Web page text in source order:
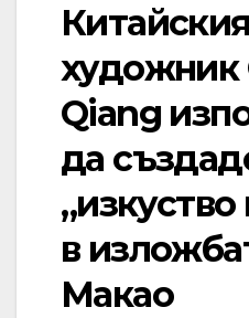
художник
Qiang
да
„изкуство
в
Макао